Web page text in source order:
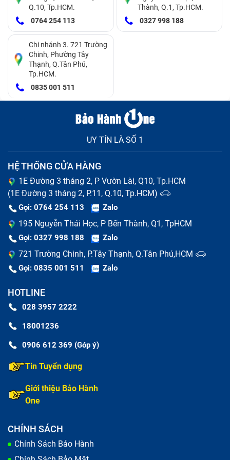
2020 có 4 phần:
Màn hình LCD
Cảm ứng
Film
Lớp kính ngoài
Khi 1 trong 4 lớp cấu tạo màn hình này bị tổn thương,
khả năng điện thoại Nokia C2 2020 bị hỏng màn hình
là tương đối cao. Câu hỏi đặt ra là, vì sao có lúc cần
thay nguyên bộ màn hình, có lúc chỉ cần thay mặt kính?
Chúng khác nhau ở điểm nào?
Thay màn hình nguyên bộ và thay mặt kính là hai khái
niệm dễ bị nhầm lẫn
Trong trường hợp màn hình Nokia C2 2020 bị mờ hiển
thị, chất lượng hình ảnh không rõ nét, sai tông, bị đốm,
Q.10, Tp.HCM.
0764 254 113
Thành, Q.1, Tp.HCM.
0327 998 188
Chi nhánh 3. 721 Trường
Chinh, Phường Tây
Thạnh, Q.Tân Phú,
Tp.HCM.
0835 001 511
UY TÍN LÀ SỐ 1
HỆ THỐNG CỬA HÀNG
1E Đường 3 tháng 2, P Vườn Lài, Q10, Tp.HCM
(1E Đường 3 tháng 2, P.11, Q.10, Tp.HCM)
Gọi: 0764 254 113 Zalo
195 Nguyễn Thái Học, P Bến Thành, Q1, TpHCM
Gọi: 0327 998 188 Zalo
721 Trường Chinh, P.Tây Thạnh, Q.Tân Phú,HCM
Gọi: 0835 001 511 Zalo
HOTLINE
028 3957 2222
18001236
0906 612 369 (Góp ý)
Tin Tuyển dụng
Giới thiệu Bảo Hành
One
CHÍNH SÁCH
Chính Sách Bảo Hành